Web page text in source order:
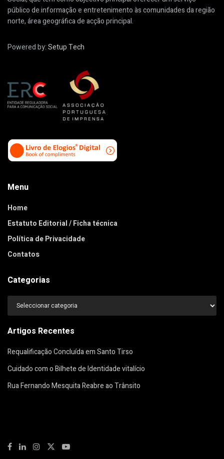
público de informação e entretenimento às comunidades da região
norte, área geográfica de acção principal.
Powered by:Setup Tech
Menu
Home
Estatuto Editorial / Ficha técnica
Política de Privacidade
Contatos
Categorias
Categorias
Artigos Recentes
Requalificação Concluída em Santo Tirso
Cuidado com o Bilhete de Identidade vitalício
Rua Fernando Mesquita Reabre ao Trânsito